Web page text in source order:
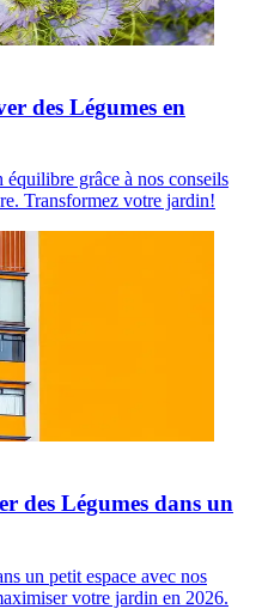
des Légumes en
grâce à nos conseils
Transformez votre jardin!
des Légumes dans un
un petit espace avec nos
votre jardin en 2026.